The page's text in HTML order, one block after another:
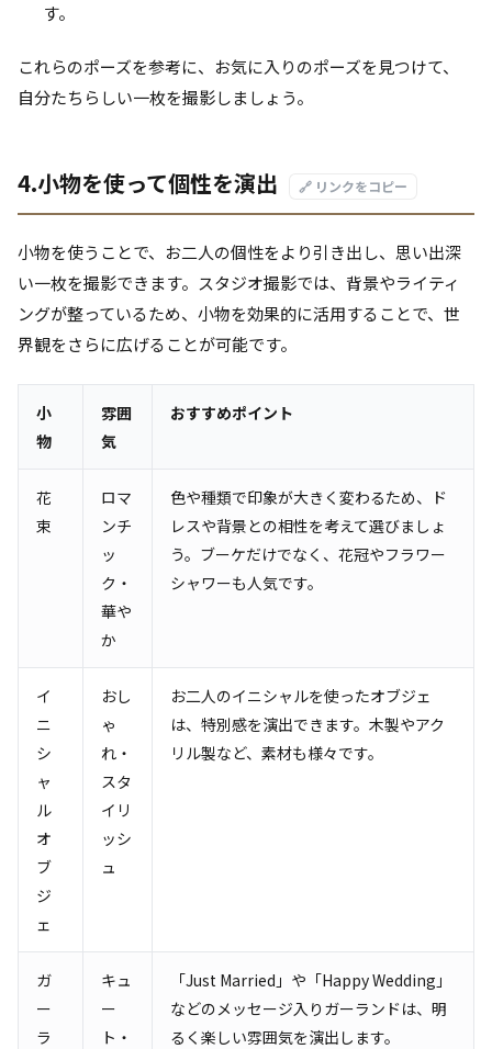
す。
これらのポーズを参考に、お気に入りのポーズを見つけて、
自分たちらしい一枚を撮影しましょう。
4.小物を使って個性を演出 🔗 リンクをコピー
小物を使うことで、お二人の個性をより引き出し、思い出深
い一枚を撮影できます。スタジオ撮影では、背景やライティ
ングが整っているため、小物を効果的に活用することで、世
界観をさらに広げることが可能です。
小
物
雰囲
気
おすすめポイント
花
束
ロマ
ンチ
ッ
ク・
華や
か
色や種類で印象が大きく変わるため、ド
レスや背景との相性を考えて選びましょ
う。ブーケだけでなく、花冠やフラワー
シャワーも人気です。
イ
ニ
シ
ャ
ル
オ
ブ
ジ
ェ
おし
ゃ
れ・
スタ
イリ
ッシ
ュ
お二人のイニシャルを使ったオブジェ
は、特別感を演出できます。木製やアク
リル製など、素材も様々です。
ガ
ー
ラ
キュ
ー
ト・
「Just Married」や「Happy Wedding」
などのメッセージ入りガーランドは、明
るく楽しい雰囲気を演出します。